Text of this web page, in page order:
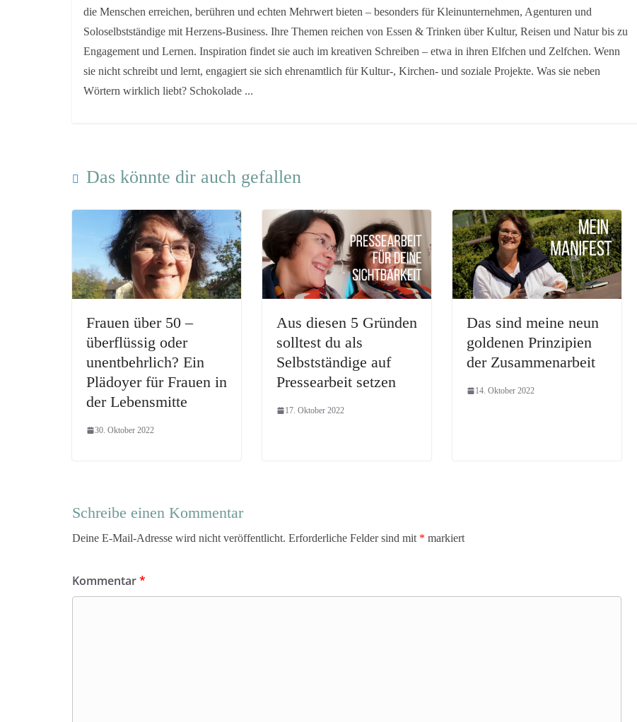
die Menschen erreichen, berühren und echten Mehrwert bieten – besonders für Kleinunternehmen, Agenturen und
Soloselbstständige mit Herzens-Business. Ihre Themen reichen von Essen & Trinken über Kultur, Reisen und Natur bis zu
Engagement und Lernen. Inspiration findet sie auch im kreativen Schreiben – etwa in ihren Elfchen und Zelfchen. Wenn
sie nicht schreibt und lernt, engagiert sie sich ehrenamtlich für Kultur-, Kirchen- und soziale Projekte. Was sie neben
Wörtern wirklich liebt? Schokolade ...
Das könnte dir auch gefallen
Frauen über 50 –
überflüssig oder
unentbehrlich? Ein
Plädoyer für Frauen in
der Lebensmitte
30. Oktober 2022
Aus diesen 5 Gründen
solltest du als
Selbstständige auf
Pressearbeit setzen
17. Oktober 2022
Das sind meine neun
goldenen Prinzipien
der Zusammenarbeit
14. Oktober 2022
Schreibe einen Kommentar
Deine E-Mail-Adresse wird nicht veröffentlicht. Erforderliche Felder sind mit * markiert
Kommentar*